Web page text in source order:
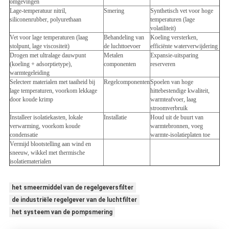
omgevingen
Lage-temperatuur nitril,
siliconenrubber, polyurethaan
Smering
Synthetisch vet voor hoge
temperaturen (lage
volatiliteit)
Vet voor lage temperaturen (laag
stolpunt, lage viscositeit)
Behandeling van
de luchttoevoer
Koeling versterken,
efficiënte waterverwijdering
Drogen met ultralage dauwpunt
(koeling + adsorptietype),
warmtegeleiding
Metalen
componenten
Expansie-uitsparing
reserveren
Selecteer materialen met taaiheid bij
lage temperaturen, voorkom lekkage
door koude krimp
RegelcomponentenSpoelen van hoge
hittebestendige kwaliteit,
warmteafvoer, laag
stroomverbruik
Installeer isolatiekasten, lokale
verwarming, voorkom koude
condensatie
Installatie
Houd uit de buurt van
warmtebronnen, voeg
warmte-isolatieplaten toe
Vermijd blootstelling aan wind en
sneeuw, wikkel met thermische
isolatiematerialen
het smeermiddel van de regelgeversfilter
de industriële regelgever van de luchtfilter
het systeem van de pompsmering